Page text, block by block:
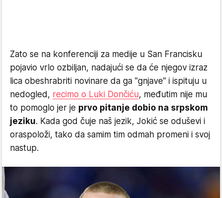
Zato se na konferenciji za medije u San Francisku
pojavio vrlo ozbiljan, nadajući se da će njegov izraz
lica obeshrabriti novinare da ga "gnjave" i ispituju u
nedogled, recimo o Luki Dončiću, međutim nije mu
to pomoglo jer je prvo pitanje dobio na srpskom
jeziku. Kada god čuje naš jezik, Jokić se oduševi i
oraspoloži, tako da samim tim odmah promeni i svoj
nastup.